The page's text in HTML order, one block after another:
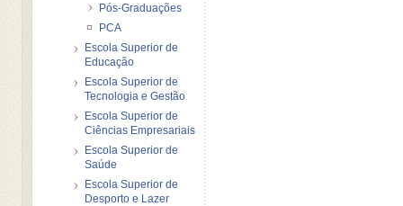
Pós-Graduações
PCA
Escola Superior de
Educação
Escola Superior de
Tecnologia e Gestão
Escola Superior de
Ciências Empresariais
Escola Superior de
Saúde
Escola Superior de
Desporto e Lazer